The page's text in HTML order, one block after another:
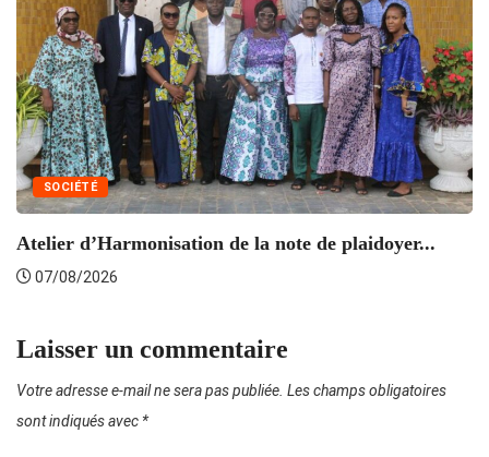
SOCIÉTÉ
Atelier d’Harmonisation de la note de plaidoyer...
07/08/2026
Laisser un commentaire
Votre adresse e-mail ne sera pas publiée. Les champs obligatoires
sont indiqués avec *